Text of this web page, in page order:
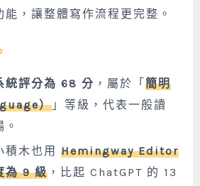
，讓整體寫作流程更完整。
統評分為 68 分 ，屬於「 簡明
） 」等級，代表一般讀
積木也用 Hemingway Editor
為 9 級 ，比起 ChatGPT 的 13